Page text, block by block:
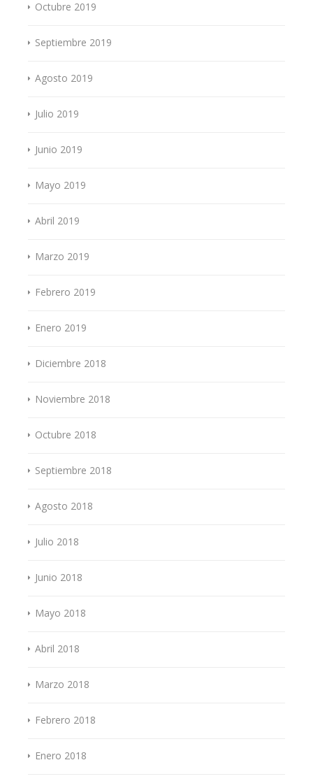
Octubre 2019
Septiembre 2019
Agosto 2019
Julio 2019
Junio 2019
Mayo 2019
Abril 2019
Marzo 2019
Febrero 2019
Enero 2019
Diciembre 2018
Noviembre 2018
Octubre 2018
Septiembre 2018
Agosto 2018
Julio 2018
Junio 2018
Mayo 2018
Abril 2018
Marzo 2018
Febrero 2018
Enero 2018